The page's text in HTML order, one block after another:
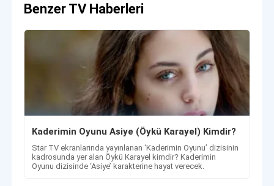
Benzer TV Haberleri
Kaderimin Oyunu Asiye (Öykü Karayel) Kimdir?
Star TV ekranlarında yayınlanan ‘Kaderimin Oyunu’ dizisinin
kadrosunda yer alan Öykü Karayel kimdir? Kaderimin
Oyunu dizisinde ‘Asiye’ karakterine hayat verecek.